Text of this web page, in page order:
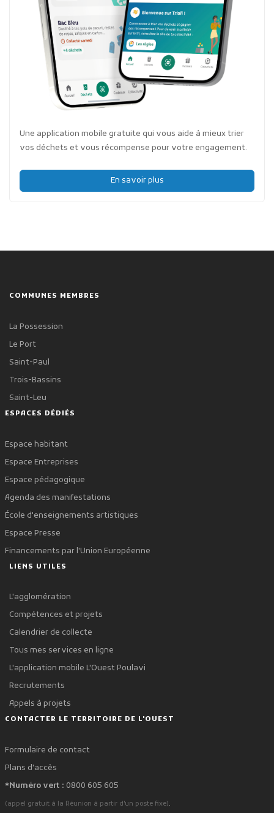
Une application mobile gratuite qui vous aide à mieux trier
vos déchets et vous récompense pour votre engagement.
En savoir plus
COMMUNES MEMBRES
La Possession
Le Port
Saint-Paul
Trois-Bassins
Saint-Leu
ESPACES DÉDIÉS
Espace habitant
Espace Entreprises
Espace pédagogique
Agenda des manifestations
École d'enseignements artistiques
Espace Presse
Financements par l'Union Européenne
LIENS UTILES
L'agglomération
Compétences et projets
Calendrier de collecte
Tous mes services en ligne
L'application mobile L'Ouest Poulavi
Recrutements
Appels à projets
CONTACTER LE TERRITOIRE DE L'OUEST
Formulaire de contact
Plans d'accès
*Numéro vert : 0800 605 605
(appel gratuit à la Réunion à partir d'un poste fixe).